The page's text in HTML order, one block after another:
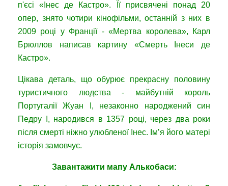
п'єсі «Інес де Кастро». Її присвячені понад 20
опер, знято чотири кінофільми, останній з них в
2009 році у Франції - «Мертва королева», Карл
Брюллов написав картину «Смерть Інеси де
Кастро».
Цікава деталь, що обурює прекрасну половину
туристичного людства - майбутній король
Португалії Жуан I, незаконно народжений син
Педру I, народився в 1357 році, через два роки
після смерті ніжно улюбленої Інес. Ім’я його матері
історія замовчує.
Завантажити мапу Алькобаси: